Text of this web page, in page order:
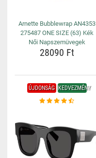
Arnette Bubblewrap AN4353
275487 ONE SIZE (63) Kék
Női Napszemüvegek
28090 Ft
ÚJDONSÁG KEDVEZMÉNY